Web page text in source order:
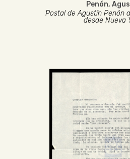
Penón,
Postal de Agustín Penón
desde Nueva